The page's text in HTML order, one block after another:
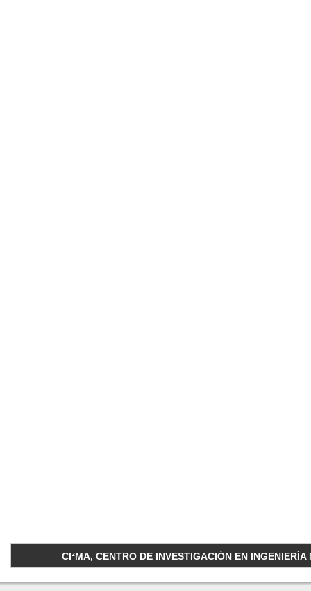
CI²MA, CENTRO DE INVESTIGACIÓN EN